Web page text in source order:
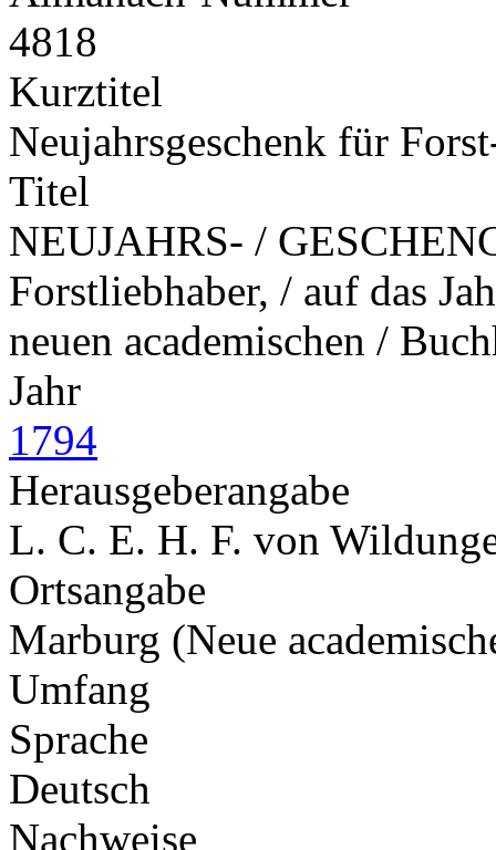
4818
Kurztitel
Neujahrsgeschenk für
Titel
NEUJAHRS- /
Forstliebhaber, / auf das
neuen academischen /
Jahr
1794
Herausgeberangabe
L. C. E. H. F. von
Ortsangabe
Marburg (Neue
Umfang
Sprache
Deutsch
Nachweise